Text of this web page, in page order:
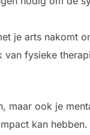
je arts nakomt
fysieke
maar ook je
kan